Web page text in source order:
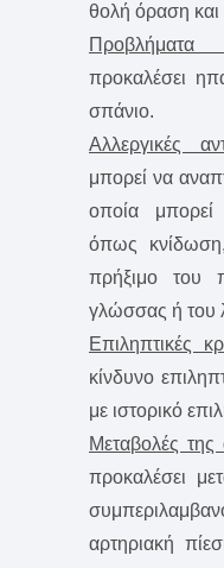
θολή όραση και
Προβλήματα
προκαλέσει
σπάνιο.
Αλλεργικές
μπορεί να
οποία
όπως
πρήξιμο του
γλώσσας ή του
Επιληπτικές
κίνδυνο
με ιστορικό
Μεταβολές της
προκαλέσει
αρτηριακή